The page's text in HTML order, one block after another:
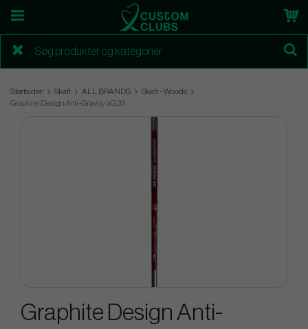
Startsiden Skaft ALL BRANDS
Skaft - Woods
Graphite Design Anti-Gravity aG33
Graphite Design Anti-